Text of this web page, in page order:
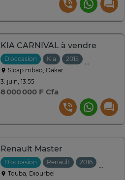
KIA CARNIVAL à vendre
D'occasion Kia 2015
Sicap mbao, Dakar
3. juin, 13:55
8 000 000 F Cfa
Renault Master
D'occasion Renault 2016
Touba, Diourbel